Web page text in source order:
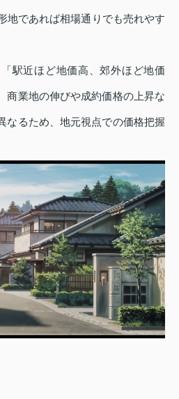
地であれば相場通りでも売れやす
駅近ほど地価高、郊外ほど地価
商業地の伸びや成約価格の上昇な
なるため、地元視点での価格把握